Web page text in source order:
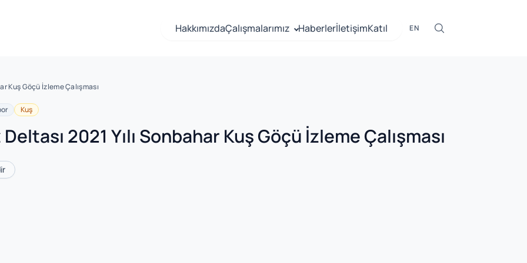
HakkımızdaÇalışmalarımız HaberlerİletişimKatıl EN
Kuş Göçü İzleme Çalışması
Kuş
2021 Yılı Sonbahar Kuş Göçü İzleme Çalışması